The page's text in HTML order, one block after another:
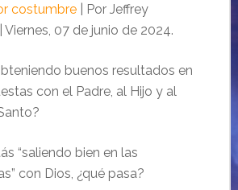
costumbre| Por Jeffrey
Viernes, 07 de junio de 2024.
buenos resultados en
con el Padre, al Hijo y al
“saliendo bien en las
con Dios, ¿qué pasa?